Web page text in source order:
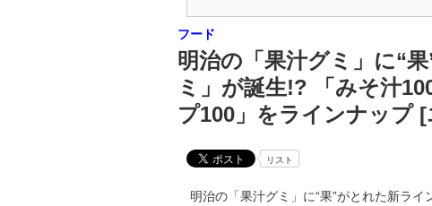
フード
明治の「果汁グミ」に“
ミ」が誕生!? 「みそ汁
プ100」をラインナップ
リスト
明治の「果汁グミ」に“果”がとれた新ライ